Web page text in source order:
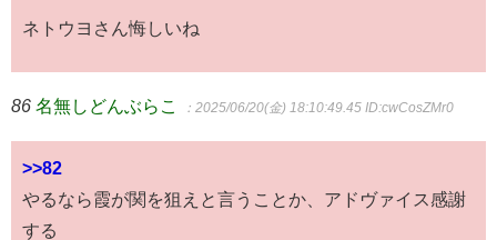
ネトウヨさん悔しいね
86 名無しどんぶらこ ：2025/06/20(金) 18:10:49.45 ID:cwCosZMr0
>>82
やるなら霞が関を狙えと言うことか、アドヴァイス感謝
する